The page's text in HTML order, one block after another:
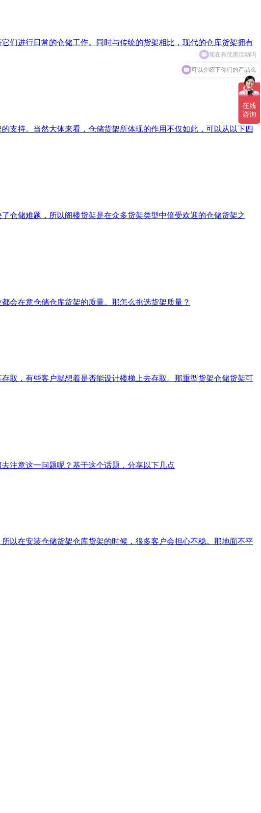
们进行日常的仓储工作。同时与传统的货架相比，现代的仓库货架拥有
支持。当然大体来看，仓储货架所体现的作用不仅如此，可以从以下四
仓储难题，所以阁楼货架是在众多货架类型中倍受欢迎的仓储货架之
会在意仓储仓库货架的质量。那怎么挑选货架质量？
取，有些客户就想着是否能设计楼梯上去存取。那重型货架仓储货架可
注意这一问题呢？基于这个话题，分享以下几点
以在安装仓储货架仓库货架的时候，很多客户会担心不稳。那地面不平
可以介绍下你们的产品么
现在有优惠活动吗